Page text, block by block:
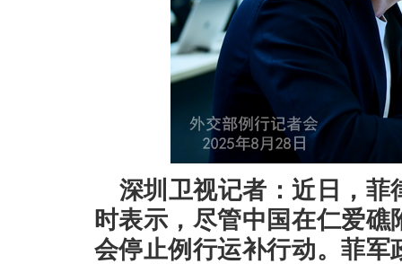
深圳卫视记者：近日，
时表示，尽管中国在仁爱
会停止例行运补行动。菲